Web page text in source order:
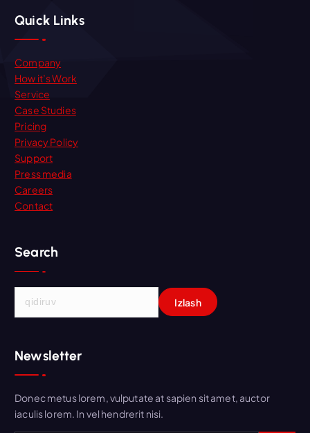
Quick Links
Company
How it’s Work
Service
Case Studies
Pricing
Privacy Policy
Support
Press media
Careers
Contact
Search
r
s
i
s
Newsletter
Donec metus lorem, vulputate at sapien sit amet, auctor
iaculis lorem. In vel hendrerit nisi.